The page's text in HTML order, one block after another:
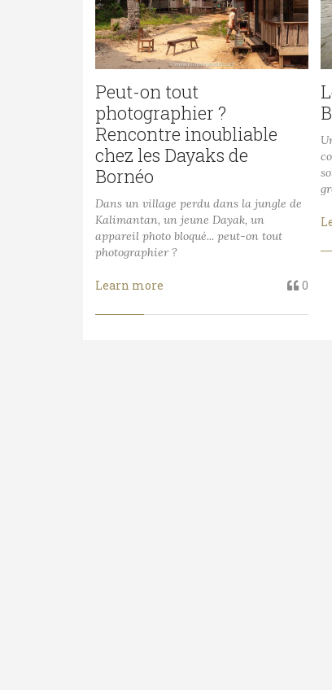
Peut-on tout
photographier ?
Rencontre inoubliable
chez les Dayaks de
Bornéo
Dans un village perdu dans la jungle de
Kalimantan, un jeune Dayak, un
appareil photo bloqué... peut-on tout
photographier ?
Learn more 0